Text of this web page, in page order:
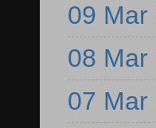
09 Mar
08 Mar
07 Mar